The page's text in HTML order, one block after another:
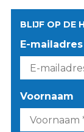
BLIJF OP DE
E-
Voornaam